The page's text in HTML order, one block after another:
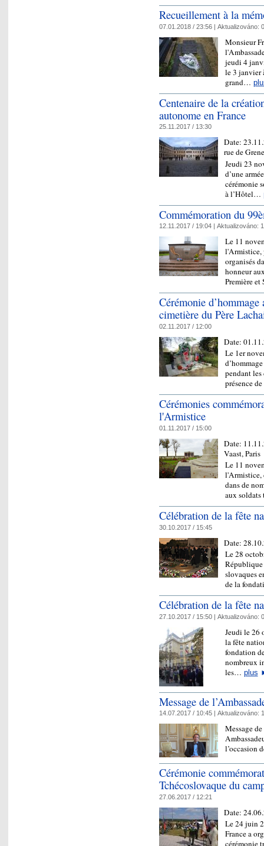
Recueillement à la
07.01.2018 / 23:56 | Aktualizováno:
Monsieur
jeudi 4
le 3 janvier
grand…
Centenaire de la
autonome en France
25.11.2017 / 13:30
Date:
rue de
Jeudi 23
d’une
cérémonie
à l’Hôtel…
Commémoration du
12.11.2017 / 19:04 | Aktualizováno:
Le 11
l'Armistice,
organisés
honneur
Première
Cérémonie
cimetière du Père
02.11.2017 / 12:00
Date:
Le 1er
pendant les
présence
Cérémonies
l'Armistice
01.11.2017 / 15:00
Date:
Vaast, Paris
Le 11
l'Armistice,
dans de
aux
Célébration de la fête
30.10.2017 / 15:45
Date:
Le 28
République
slovaques
de la
Célébration de la fête
27.10.2017 / 15:50 | Aktualizováno:
Jeudi le 26
la fête
fondation
nombreux
les… plus
Message de
14.07.2017 / 10:45 | Aktualizováno:
Message
l’occasion
Cérémonie
Tchécoslovaque du
27.06.2017 / 12:21
Date:
Le 24 juin
France a
cérémonie